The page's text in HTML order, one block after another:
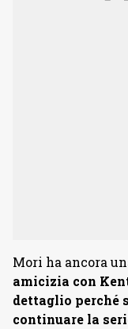
Mori ha ancora
amicizia con
dettaglio perché
continuare la